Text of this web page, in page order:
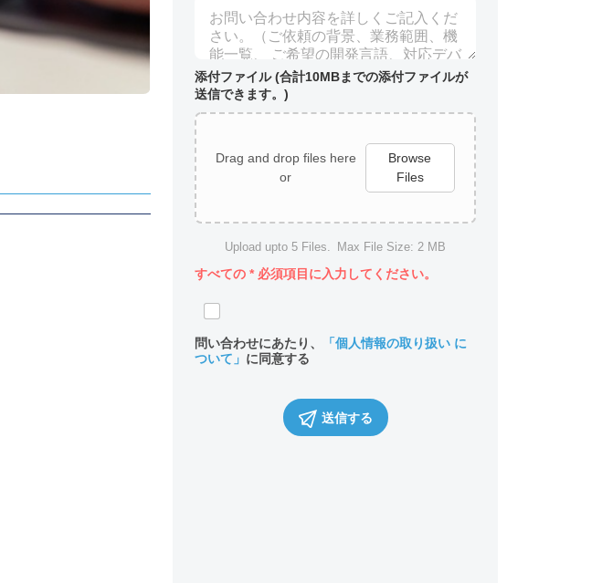
添付ファイル (合計10MBまでの添付ファイルが
送信できます。)
Drag and drop files here
or
Browse
Files
Upload upto 5 Files. Max File Size: 2 MB
すべての *必須項目に入力してください。
問い合わせにあたり、
「個人情報の取り扱い に
ついて」 に同意する
送信する